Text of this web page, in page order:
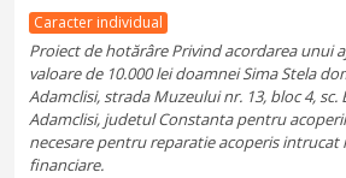
Caracter individual
Proiect de hotărâre Privind acordarea unui
valoare de 10.000 lei doamnei Sima Stela
Adamclisi, strada Muzeului nr. 13, bloc 4, sc.
Adamclisi, judetul Constanta pentru
necesare pentru reparatie acoperis intrucat
financiare.